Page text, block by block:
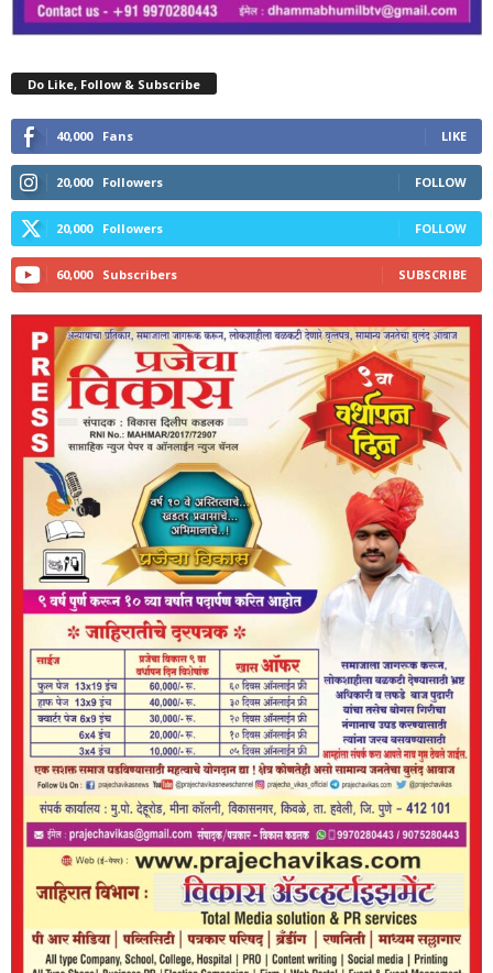
Do Like, Follow & Subscribe
40,000 Fans LIKE
20,000 Followers FOLLOW
20,000 Followers FOLLOW
60,000 Subscribers SUBSCRIBE